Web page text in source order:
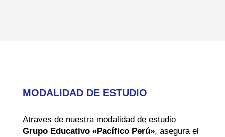
MODALIDAD DE ESTUDIO
Atraves de nuestra modalidad de estudio
Grupo Educativo «Pacífico Perú», asegura el